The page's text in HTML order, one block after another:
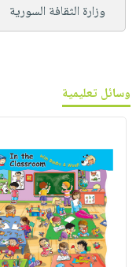
وزارة الثقافة السورية
وسائل تعليمية